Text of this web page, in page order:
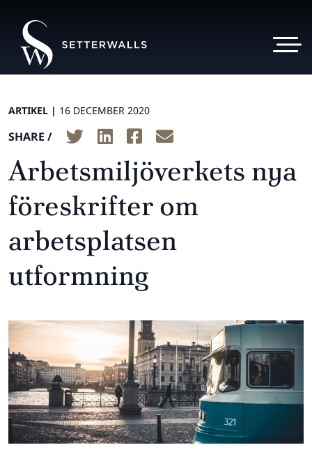
ARTIKEL | 16 DECEMBER 2020
SHARE /
Arbetsmiljöverkets nya
föreskrifter om
arbetsplatsen
utformning